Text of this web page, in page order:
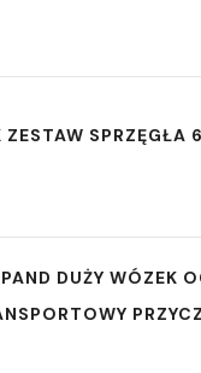
ZESTAW
DUŻY WÓZEK